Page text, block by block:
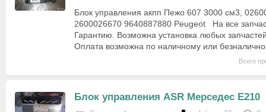
Блок управления акпп Пежо 607 3000 см3,
2600026670 9640887880 Peugeot На все
Гарантию. Возможна установка любых
Оплата возможна по наличному или
Всего
Блок управления ASR Мерседес E210